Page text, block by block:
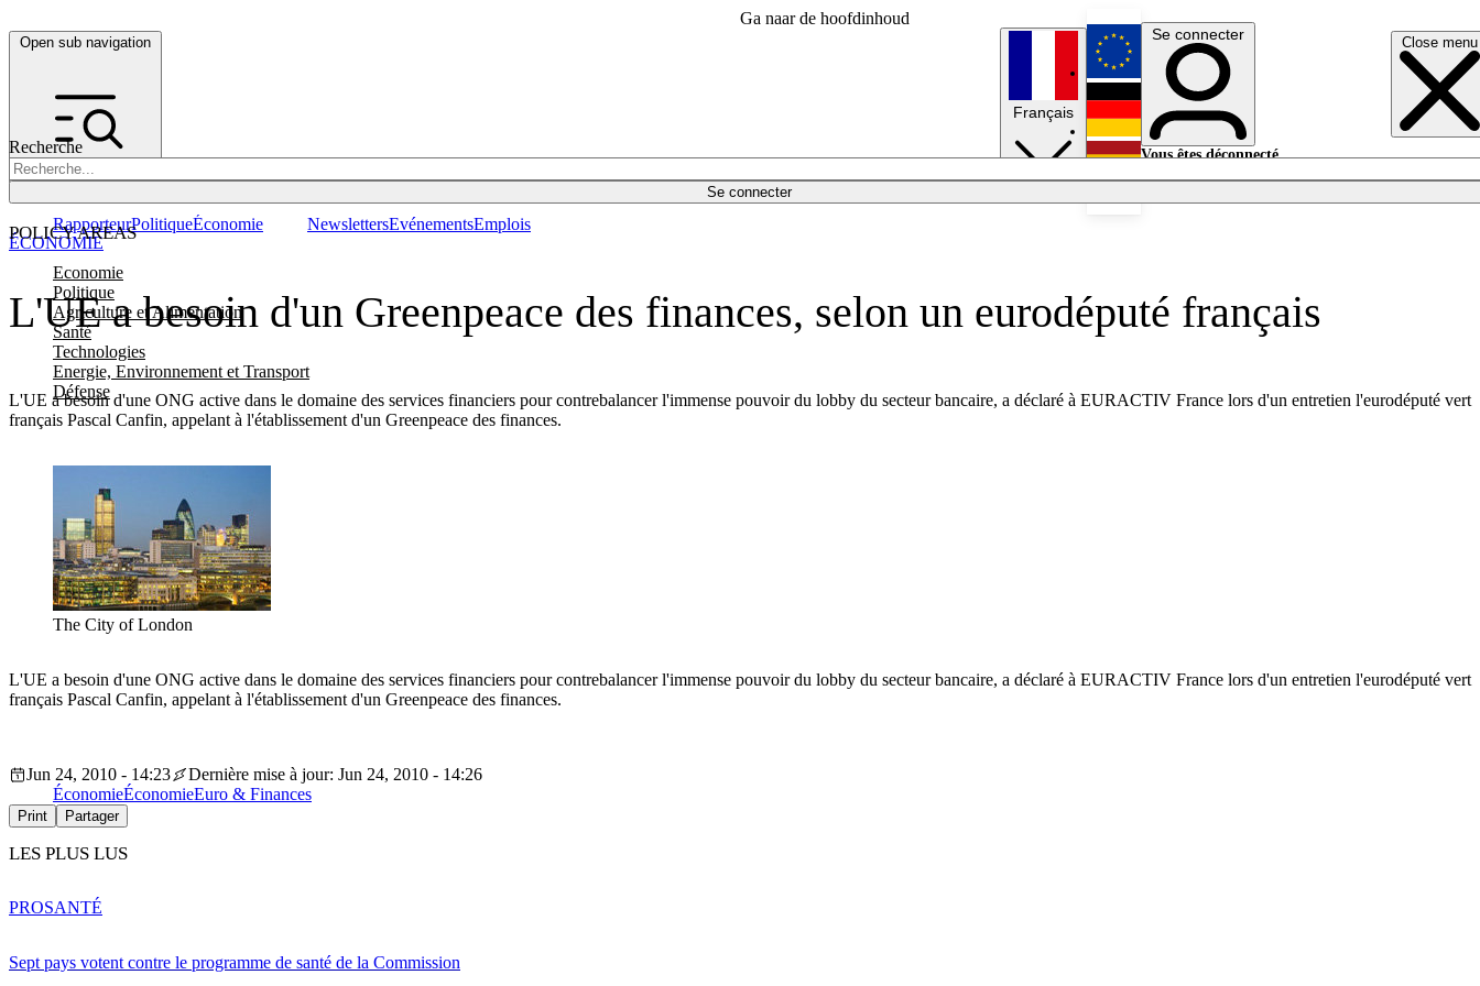
Ga naar de hoofdinhoud
Open sub navigation Close menu
Recherche
Se connecter
POLICY AREAS
Economie
Politique
Agriculture et Alimentation
Santé
Technologies
Energie, Environnement et Transport
Défense
RapporteurPolitiqueÉconomie NewslettersEvénementsEmplois
Français
English
Deutsch
Se connecter
Vous êtes déconnecté.
L'UE a besoin d'un Greenpeace des finances, selon un eurodéputé français
L'UE a besoin d'une ONG active dans le domaine des services financiers pour contrebalancer l'immense pouvoir du lobby du secteur bancaire, a déclaré à EURACTIV France lors d'un entretien l'eurodéputé vert
français Pascal Canfin, appelant à l'établissement d'un Greenpeace des finances.
ÉCONOMIE
The City of London
L'UE a besoin d'une ONG active dans le domaine des services financiers pour contrebalancer l'immense pouvoir du lobby du secteur bancaire, a déclaré à EURACTIV France lors d'un entretien l'eurodéputé vert
français Pascal Canfin, appelant à l'établissement d'un Greenpeace des finances.
Jun 24, 2010 - 14:23
Dernière mise à jour: Jun 24, 2010 - 14:26
ÉconomieÉconomieEuro & Finances
Print Partager
LES PLUS LUS
Sept pays votent contre le programme de santé de la Commission
PROSANTÉ